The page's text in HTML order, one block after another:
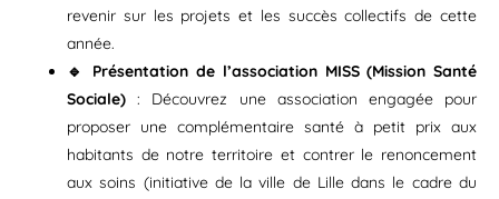
revenir sur les projets et les succès collectifs de cette
année.
🔹 Présentation de l’association MISS (Mission Santé
Sociale) : Découvrez une association engagée pour
proposer une complémentaire santé à petit prix aux
habitants de notre territoire et contrer le renoncement
aux soins (initiative de la ville de Lille dans le cadre du